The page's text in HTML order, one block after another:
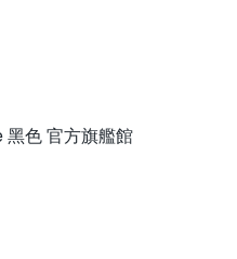
黑色 官方旗艦館